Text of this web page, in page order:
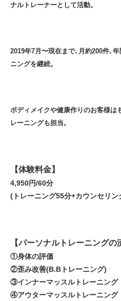
ナルトレーナーとして活動。
2019年7月〜現在まで､月約200件､
ニングを継続。
ボディメイクや健康作りのお客様は
レーニングも担当。
【体験料金】
4,950円/60分
(トレーニング55分+カウンセリン
【パーソナルトレーニングの
①身体の評価
②歪み改善(B.Bトレーニング)
③インナーマッスルトレーニング
④アウターマッスルトレーニング